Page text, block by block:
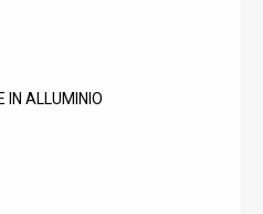
IN ALLUMINIO